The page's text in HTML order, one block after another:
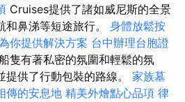
Cruises提供了諸如威尼斯的全景
鼻涕等短途旅行。 身體放鬆按
你提供解決方案 台中辦理台胞證
隻有著私密的氛圍和輕鬆的氛
供了行動包裝的路線。 家族墓
傳的安息地 精美外燴點心品項 律